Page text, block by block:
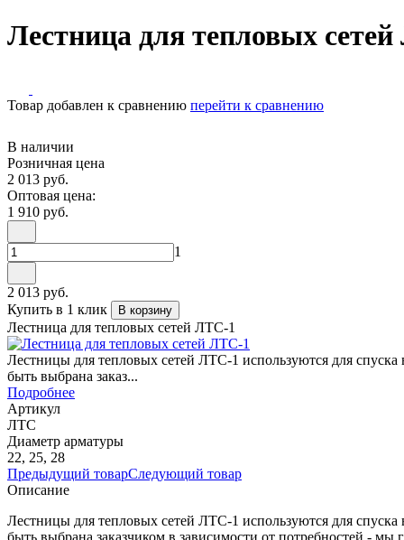
Лестница для тепловых
Товар добавлен к сравнению перейти к сравнению
В наличии
Розничная цена
2 013 руб.
Оптовая цена:
1 910 руб.
1
2 013 руб.
Купить в 1 клик
В корзину
Лестница для тепловых сетей ЛТС-1
Лестницы для тепловых сетей ЛТС-1 используются для
быть выбрана заказ...
Подробнее
Артикул
ЛТС
Диаметр арматуры
22, 25, 28
Предыдущий товарСледующий товар
Описание
Лестницы для тепловых сетей ЛТС-1 используются для
быть выбрана заказчиком в зависимости от потребностей - мы